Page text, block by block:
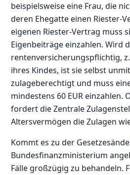
beispielsweise eine Frau, die
deren Ehegatte einen Riester-
eigenen Riester-Vertrag muss
Eigenbeiträge einzahlen. Wird
rentenversicherungspflichtig,
ihres Kindes, ist sie selbst
zulageberechtigt und muss
mindestens 60 EUR einzahlen.
fordert die Zentrale
Altersvermögen die Zulagen
Kommt es zu der
Bundesfinanzministerium
Fälle großzügig zu behandeln.